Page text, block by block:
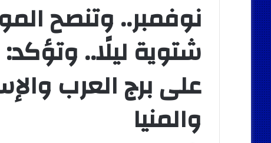
نوفمبر.. وتنصح
شتوية ليلًا..
على برج العرب
والمنيا